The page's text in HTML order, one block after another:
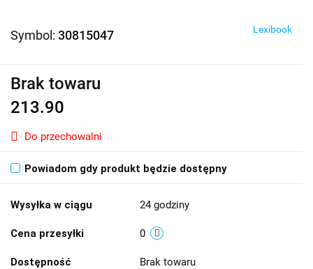
Symbol: 30815047 Lexibook
Brak towaru
213.90
Do przechowalni
Powiadom gdy produkt będzie dostępny
Wysyłka w ciągu 24 godziny
Cena przesyłki 0
Dostępność Brak towaru